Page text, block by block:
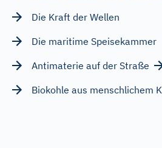
Die Kraft der Wellen
Die maritime Speisekammer
Antimaterie auf der Straße
Biokohle aus menschlichem